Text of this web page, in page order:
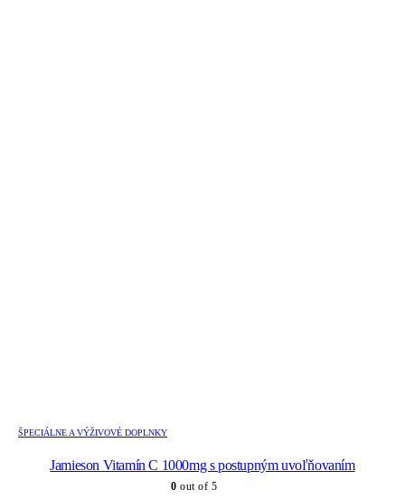
ŠPECIÁLNE A VÝŽIVOVÉ DOPLNKY
Jamieson Vitamín C 1000mg s postupným uvoľňovaním
0 out of 5